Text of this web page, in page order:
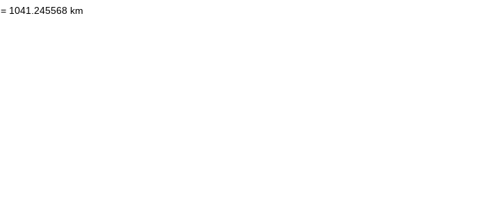
= 1041.245568 km